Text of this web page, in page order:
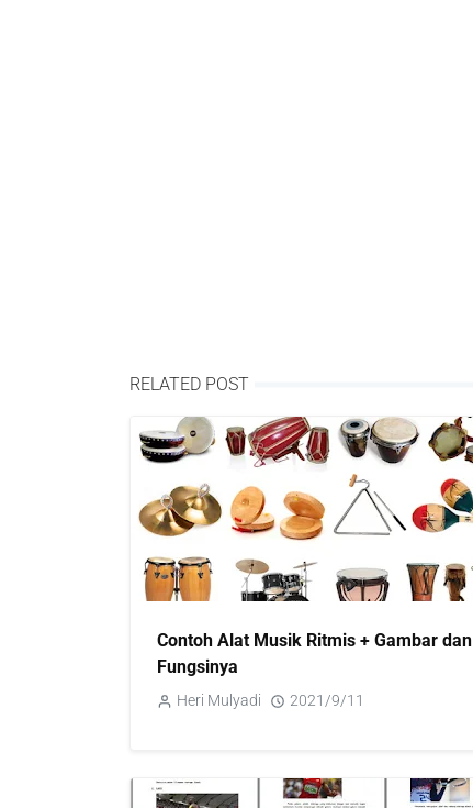
RELATED POST
Contoh Alat Musik Ritmis + Gambar dan
Fungsinya
Heri Mulyadi 2021/9/11